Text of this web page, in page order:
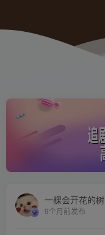
一棵会开花的树
9个月前发布